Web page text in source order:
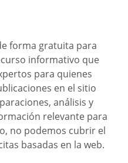
forma gratuita para
informativo que
para quienes
en el sitio
análisis y
relevante para
no podemos cubrir el
basadas en la web.